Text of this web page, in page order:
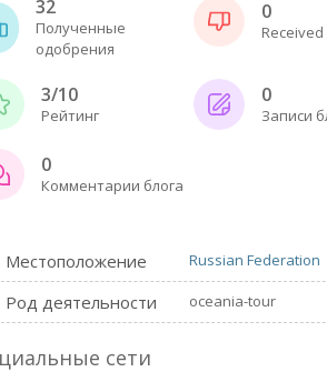
32
Полученные
одобрения
0
3/10
Рейтинг
0
Записи
0
Комментарии блога
Местоположение Russian Federation
Род деятельности oceania-tour
сети